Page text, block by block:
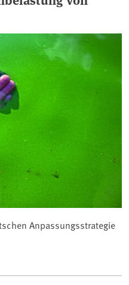
Anpassungsstrategie